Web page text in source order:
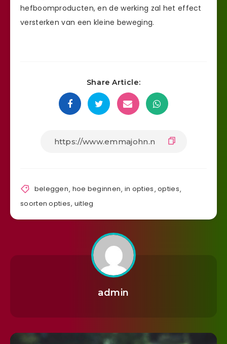
hefboomproducten, en de werking zal het effect
versterken van een kleine beweging.
Share Article:
beleggen, hoe beginnen, in opties,opties,
soorten opties, uitleg
admin